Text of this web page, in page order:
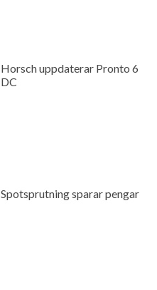
Horsch uppdaterar Pronto 6
DC
Spotsprutning sparar pengar